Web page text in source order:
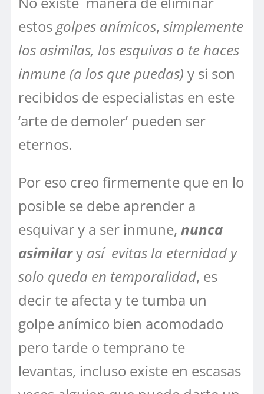
estos golpes anímicos, simplemente
los asimilas, los esquivas o te haces
inmune (a los que puedas) y si son
recibidos de especialistas en este
‘arte de demoler’ pueden ser
eternos.
Por eso creo firmemente que en lo
posible se debe aprender a
esquivar y a ser inmune, nunca
asimilary así evitas la eternidad y
solo queda en temporalidad, es
decir te afecta y te tumba un
golpe anímico bien acomodado
pero tarde o temprano te
levantas, incluso existe en escasas